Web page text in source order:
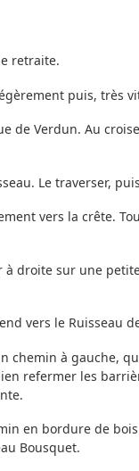
retraite.
puis, très
de Verdun. Au
Le traverser,
vers la crête.
droite sur une
vers le Ruisseau
chemin à gauche,
refermer les
en bordure de
Bousquet.